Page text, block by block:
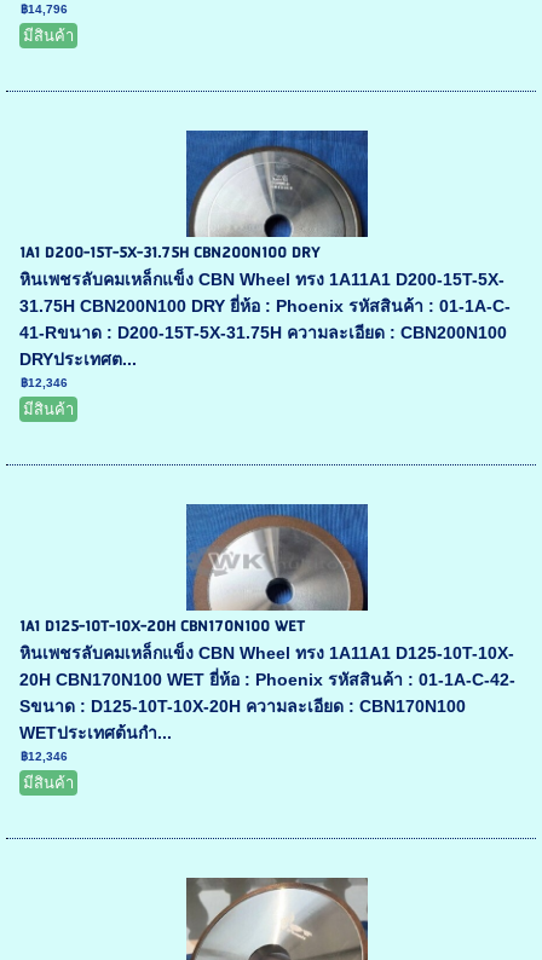
฿14,796
มีสินค้า
1A1 D200-15T-5X-31.75H CBN200N100 DRY
หินเพชรลับคมเหล็กแข็ง CBN Wheel ทรง 1A11A1 D200-15T-5X-
31.75H CBN200N100 DRY ยี่ห้อ : Phoenix รหัสสินค้า : 01-1A-C-
41-Rขนาด : D200-15T-5X-31.75H ความละเอียด : CBN200N100
DRYประเทศต...
฿12,346
มีสินค้า
1A1 D125-10T-10X-20H CBN170N100 WET
หินเพชรลับคมเหล็กแข็ง CBN Wheel ทรง 1A11A1 D125-10T-10X-
20H CBN170N100 WET ยี่ห้อ : Phoenix รหัสสินค้า : 01-1A-C-42-
Sขนาด : D125-10T-10X-20H ความละเอียด : CBN170N100
WETประเทศต้นกำ...
฿12,346
มีสินค้า